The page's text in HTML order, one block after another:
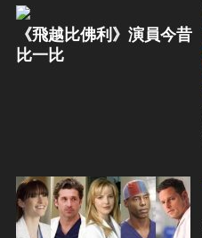
《飛越比佛利》演員今昔
比一比